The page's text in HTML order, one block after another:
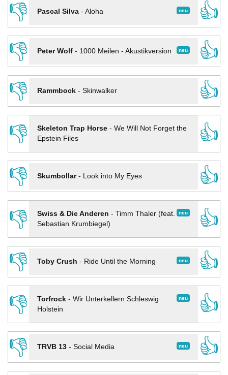
👎
neu
Pascal Silva- Aloha
👍
👎
neu
Peter Wolf- 1000 Meilen - Akustikversion
👍
👎
Rammbock- Skinwalker
👍
👎
Skeleton Trap Horse- We Will Not Forget the
Epstein Files
👍
👎
Skumbollar- Look into My Eyes
👍
👎
neu
Swiss & Die Anderen - Timm Thaler (feat.
Sebastian Krumbiegel)
👍
👎
neu
Toby Crush - Ride Until the Morning
👍
👎
neu
Torfrock- Wir Unterkellern Schleswig
Holstein
👍
👎
neu
TRVB 13- Social Media
👍